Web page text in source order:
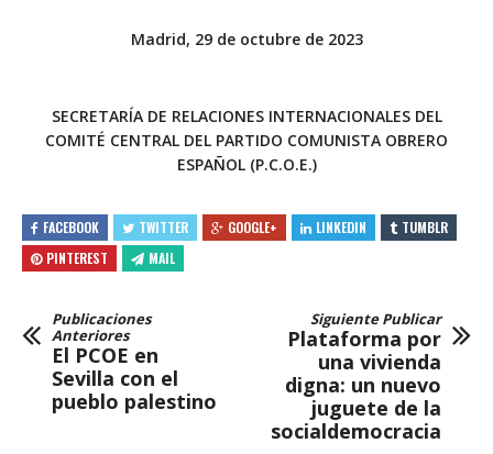
Madrid, 29 de octubre de 2023
SECRETARÍA DE RELACIONES INTERNACIONALES DEL
COMITÉ CENTRAL DEL PARTIDO COMUNISTA OBRERO
ESPAÑOL (P.C.O.E.)
FACEBOOK TWITTER GOOGLE+ LINKEDIN
TUMBLR
PINTEREST
MAIL
Publicaciones
Anteriores
El PCOE en
Sevilla con el
pueblo palestino
Siguiente Publicar
Plataforma por
una vivienda
digna: un nuevo
juguete de la
socialdemocracia